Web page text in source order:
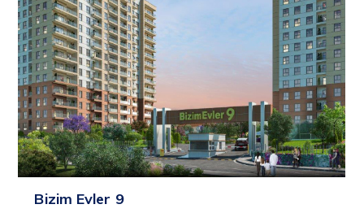
Bizim Evler 9